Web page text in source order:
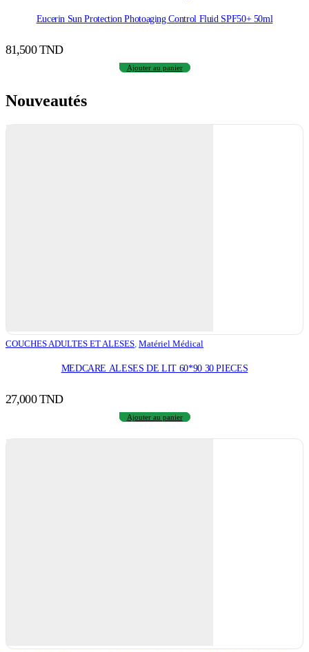
Eucerin Sun Protection Photoaging Control Fluid SPF50+ 50ml
81,500TND
Ajouter au panier
Nouveautés
COUCHES ADULTES ET ALESES Matériel Médical
MEDCARE ALESES DE LIT 60*90 30 PIECES
27,000TND
Ajouter au panier